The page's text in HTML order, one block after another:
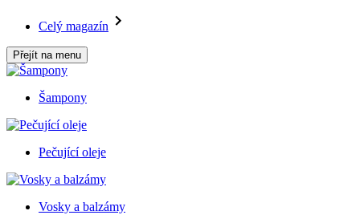
Celý magazín
Přejít na menu
Šampony
Pečující oleje
Vosky a balzámy